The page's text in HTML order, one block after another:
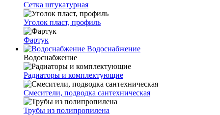
Сетка штукатурная
Уголок пласт, профиль
Фартук
Водоснабжение
Водоснабжение
Радиаторы и комплектующие
Смесители, подводка сантехническая
Трубы из полипропилена